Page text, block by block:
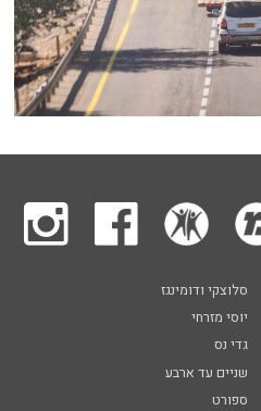
סלוצקי ודומינגז
יוסי מזרחי
גדי נס
שניים עד ארבע
ספורט